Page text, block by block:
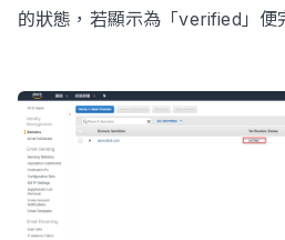
的狀態，若顯示為「verified」便